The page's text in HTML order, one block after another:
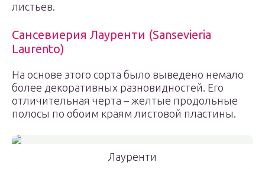
листьев.
Сансевиерия Лауренти (Sansevieria
Laurento)
На основе этого сорта было выведено немало
более декоративных разновидностей. Его
отличительная черта – желтые продольные
полосы по обоим краям листовой пластины.
Лауренти